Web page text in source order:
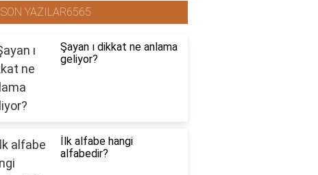
SON YAZILAR6565
Şayan ı dikkat ne anlama
geliyor?
İlk alfabe hangi
alfabedir?